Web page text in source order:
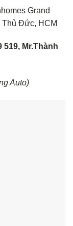
Grand
Thủ Đức, HCM
Mr.Thành
Auto)